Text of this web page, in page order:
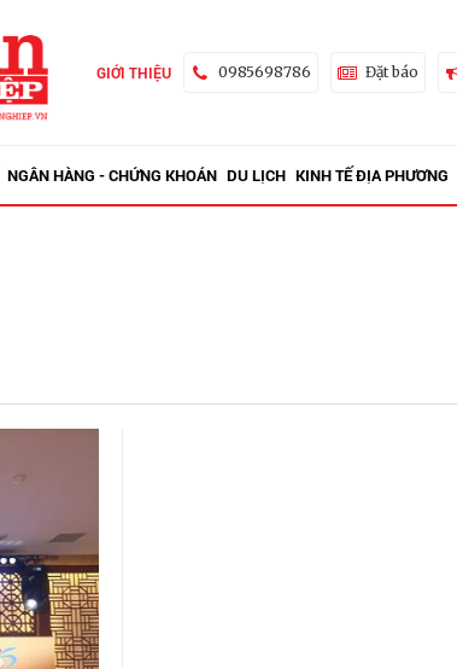
GIỚI THIỆU 0985698786 Đặt báo
NGÂN HÀNG - CHỨNG KHOÁN DU LỊCH KINH TẾ ĐỊA PHƯƠNG